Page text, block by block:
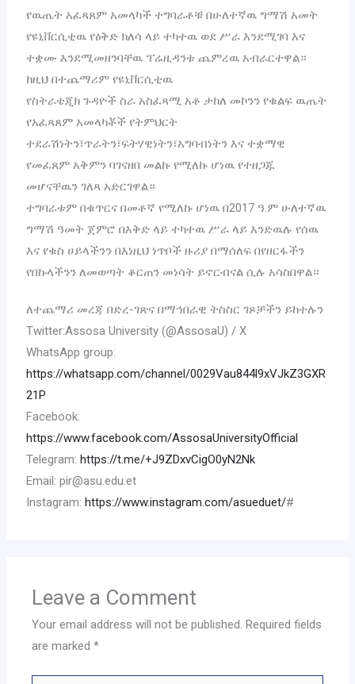
የዉጤት አፈጻጸም አመላካች ተግባራቶቹ በሁለተኛዉ ግማሽ አመት
የዩኒቨርሲቲዉ የዕቅድ ክለሳ ላይ ተካተዉ ወደ ሥራ እንደሚገባ እና
ተቋሙ እንደሚመዘንባቸዉ ፕሬዚዳንቱ ጨምረዉ አብራርተዋል።
ከዚህ በተጨማሪም የዩኒቨርሲቲዉ
የስትራቴጂክ ጉዳዮች ስራ አስፈጻሚ አቶ ታከለ መኮንን የቁልፍ ዉጤት
የአፈጻጸም አመላካቾች የትምህርት
ተደራሽነትን፣ጥራትን፣ፍትሃዊነትን፣አግባብነትን እና ተቋማዊ
የመፈጸም አቅምን ባገናዘበ መልኩ የሚለኩ ሆነዉ የተዘጋጁ
መሆናቸዉን ገለጻ አድርገዋል።
ተግባራቱም በቁጥርና በመቶኛ የሚለኩ ሆነዉ በ2017 ዓ.ም ሁለተኛዉ
ግማሽ ዓመት ጀምሮ በእቅድ ላይ ተካተዉ ሥራ ላይ እንድዉሉ የሰዉ
እና የቁስ ሀይላችንን በእነዚህ ነጥቦች ዙሪያ በማሰለፍ በየዘርፋችን
የበኩላችንን ለመወጣት ቆርጠን መነሳት ይኖርብናል ሲሉ አሳስበዋል።
ለተጨማሪ መረጃ በድረ-ገጽና በማኅበራዊ ትስስር ገጾቻችን ይከተሉን
Twitter:Assosa University (@AssosaU) / X
WhatsApp group:
https://whatsapp.com/channel/0029Vau844l9xVJkZ3GXR
21P
Facebook:
https://www.facebook.com/AssosaUniversityOfficial
Telegram:https://t.me/+J9ZDxvCigO0yN2Nk
Email: pir@asu.edu.et
Instagram:https://www.instagram.com/asueduet/#
Leave a Comment
Your email address will not be published. Required fields
are marked*